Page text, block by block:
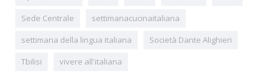
Sede Centrale
settimanacucinaitaliana
settimana della lingua italiana
Società Dante Alighieri
Tbilisi
vivere all'italiana